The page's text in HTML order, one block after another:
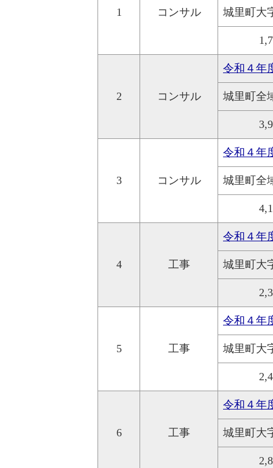
1 コンサル 城里町大
2 コンサル
令和４年
城里町全
3 コンサル
令和４年
城里町全
4 工事
令和４年
城里町大
5 工事
令和４年
城里町大
6 工事
令和４年
城里町大